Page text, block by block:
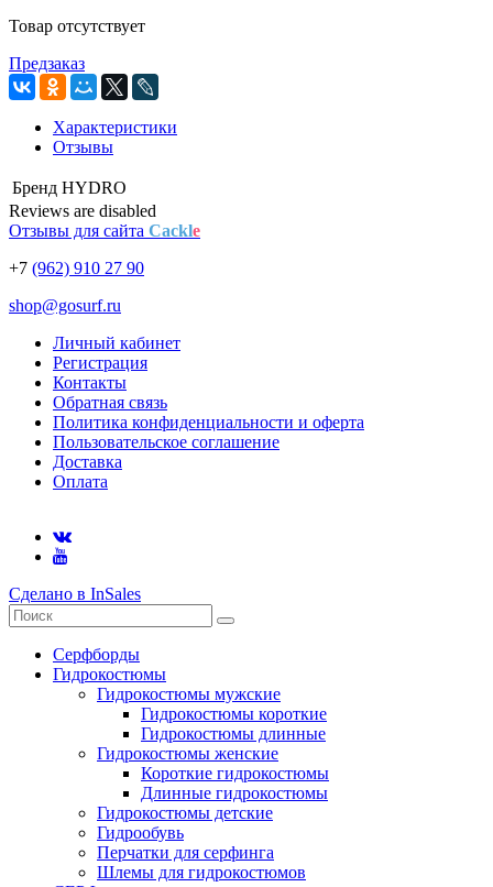
Товар отсутствует
Предзаказ
Характеристики
Отзывы
Бренд HYDRO
Reviews are disabled
Отзывы для сайта Cackle
+7 (962) 910 27 90
shop@gosurf.ru
Личный кабинет
Регистрация
Контакты
Обратная связь
Политика конфиденциальности и оферта
Пользовательское соглашение
Доставка
Оплата
Сделано в InSales
Серфборды
Гидрокостюмы
Гидрокостюмы мужские
Гидрокостюмы короткие
Гидрокостюмы длинные
Гидрокостюмы женские
Короткие гидрокостюмы
Длинные гидрокостюмы
Гидрокостюмы детские
Гидрообувь
Перчатки для серфинга
Шлемы для гидрокостюмов